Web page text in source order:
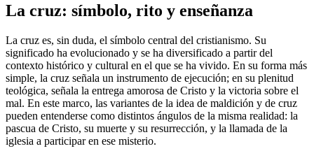
La cruz: símbolo, rito y enseñanza
La cruz es, sin duda, el símbolo central del cristianismo. Su
significado ha evolucionado y se ha diversificado a partir del
contexto histórico y cultural en el que se ha vivido. En su forma más
simple, la cruz señala un instrumento de ejecución; en su plenitud
teológica, señala la entrega amorosa de Cristo y la victoria sobre el
mal. En este marco, las variantes de la idea de maldición y de cruz
pueden entenderse como distintos ángulos de la misma realidad: la
pascua de Cristo, su muerte y su resurrección, y la llamada de la
iglesia a participar en ese misterio.